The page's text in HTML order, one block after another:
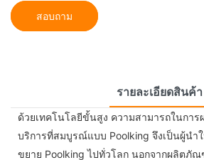
สอบถาม
รายละเอียดสินค้า
ด้วยเทคโนโลยีขั้นสูง ความสามารถในการ
บริการที่สมบูรณ์แบบ Poolking จึงเป็นผู้นำ
ขยาย Poolking ไปทั่วโลก นอกจากผลิตภัณ